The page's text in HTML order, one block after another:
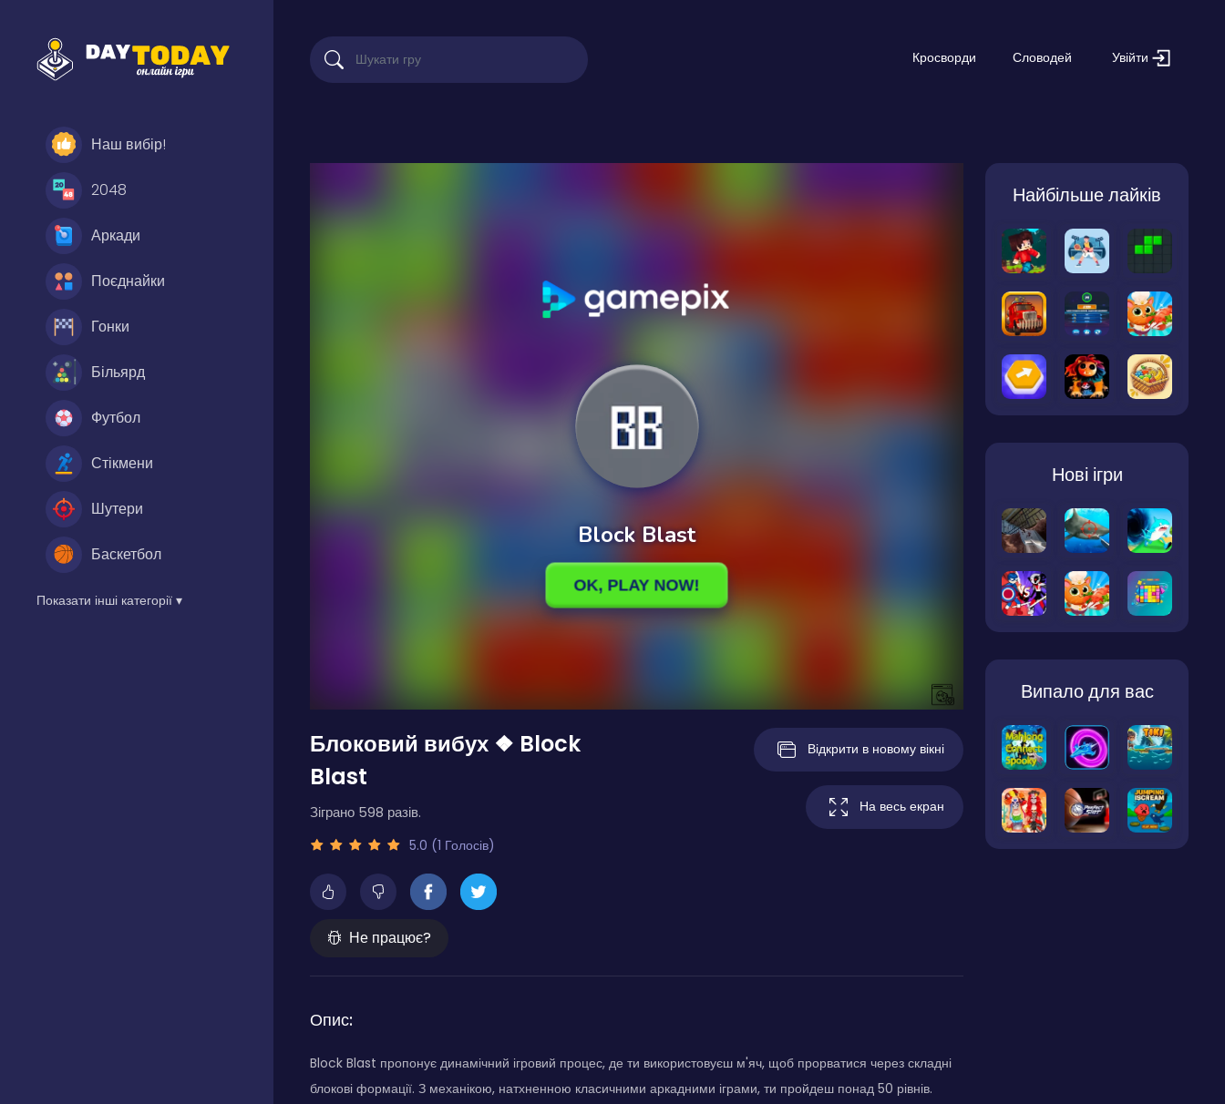
Наш вибір!
2048
Аркади
Поєднайки
Гонки
Більярд
Футбол
Стікмени
Шутери
Баскетбол
Показати інші категорії ▾
Кросворди Словодей Увійти
Блоковий вибух ❖ Block
Blast
Зіграно 598 разів.
5.0 (1 Голосів)
Не працює?
Відкрити в новому вікні
На весь екран
Опис:
Block Blast пропонує динамічний ігровий процес, де ти використовуєш м'яч, щоб прорватися через складні
блокові формації. З механікою, натхненною класичними аркадними іграми, ти пройдеш понад 50 рівнів.
Найбільше лайків
Нові ігри
Випало для вас